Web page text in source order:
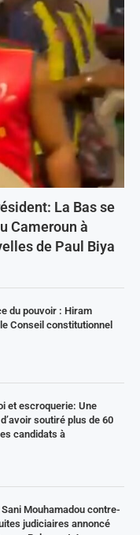
La Bas se
Cameroun à
de Paul Biya
du pouvoir : Hiram
Conseil constitutionnel
et escroquerie: Une
soutiré plus de 60
candidats à
Sani Mouhamadou contre-
judiciaires annoncé